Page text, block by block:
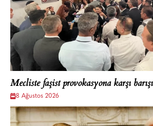
Mecliste faşist provokasyona karşı
8 Ağustos 2026